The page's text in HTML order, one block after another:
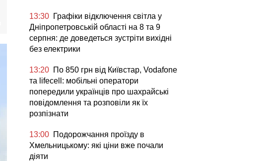
13:30 Графіки відключення світла у
Дніпропетровській області на 8 та 9
серпня: де доведеться зустріти вихідні
без електрики
13:20 По 850 грн від Київстар, Vodafone
та lifecell: мобільні оператори
попередили українців про шахрайські
повідомлення та розповіли як їх
розпізнати
13:00 Подорожчання проїзду в
Хмельницькому: які ціни вже почали
діяти